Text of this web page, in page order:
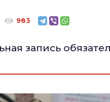
983
запись